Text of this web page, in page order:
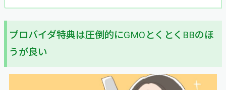
プロバイダ特典は圧倒的にGMOとくとくBBのほ
うが良い